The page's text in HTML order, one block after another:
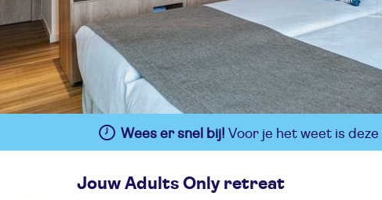
Wees er snel bij! Voor je het weet is deze
Jouw Adults Only retreat